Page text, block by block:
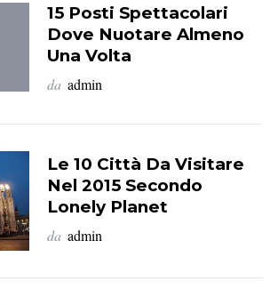
15 Posti Spettacolari
Dove Nuotare Almeno
Una Volta
da admin
Le 10 Città Da Visitare
Nel 2015 Secondo
Lonely Planet
da admin